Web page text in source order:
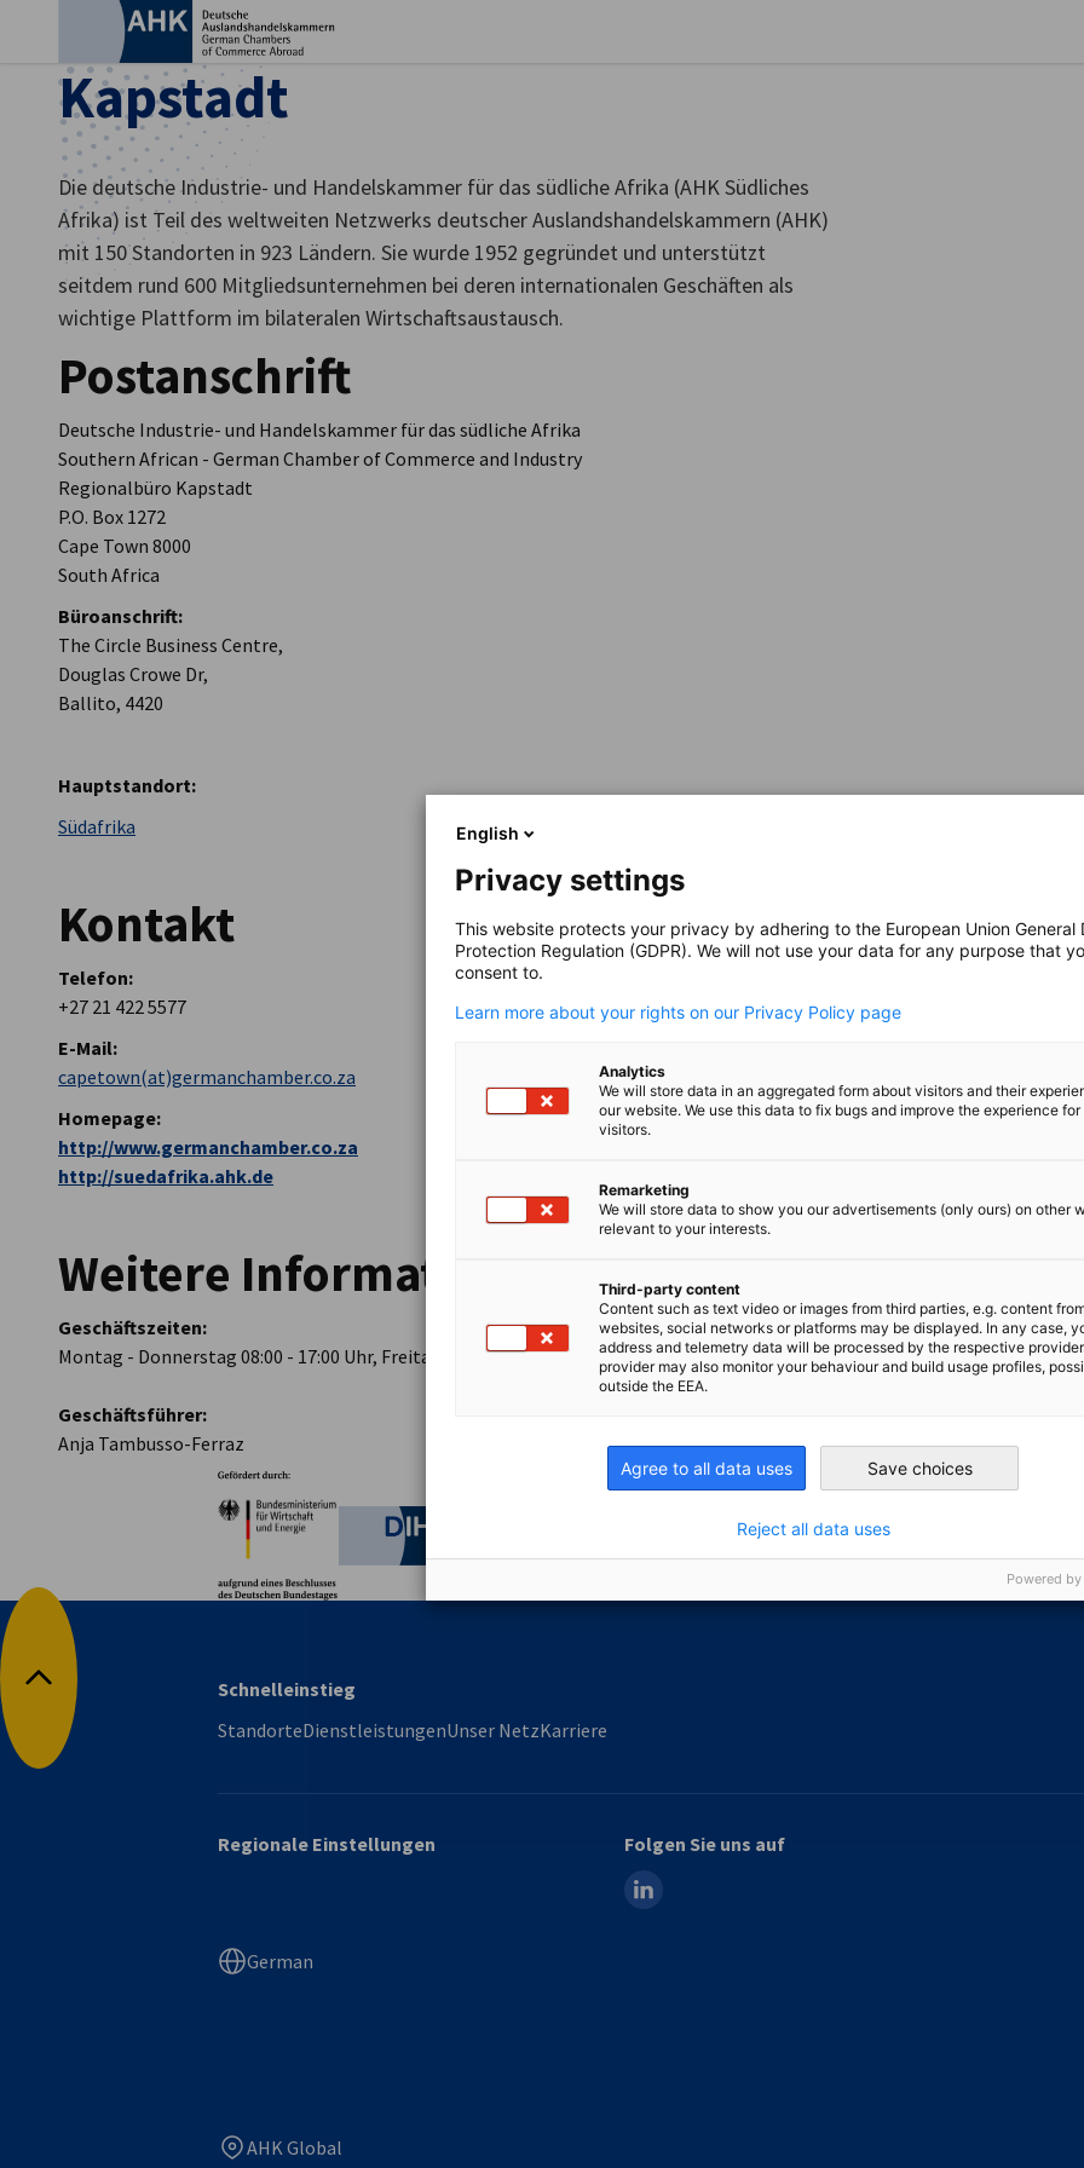
German
Kapstadt
Die deutsche Industrie- und Handelskammer für das südliche Afrika (AHK Südliches
Afrika) ist Teil des weltweiten Netzwerks deutscher Auslandshandelskammern (AHK)
mit 150 Standorten in 923 Ländern. Sie wurde 1952 gegründet und unterstützt
seitdem rund 600 Mitgliedsunternehmen bei deren internationalen Geschäften als
wichtige Plattform im bilateralen Wirtschaftsaustausch.
Postanschrift
Deutsche Industrie- und Handelskammer für das südliche Afrika
Southern African - German Chamber of Commerce and Industry
Regionalbüro Kapstadt
P.O. Box 1272
Cape Town 8000
South Africa
Büroanschrift:
The Circle Business Centre,
Douglas Crowe Dr,
Ballito, 4420
Hauptstandort:
Südafrika
Kontakt
Telefon:
+27 21 422 5577
E-Mail:
capetown(at)germanchamber.co.za
Homepage:
http://www.germanchamber.co.za
http://suedafrika.ahk.de
Weitere Informationen
Geschäftszeiten:
Montag - Donnerstag 08:00 - 17:00 Uhr, Freitag 08:00 - 14:00 Uhr
Geschäftsführer:
Anja Tambusso-Ferraz
Bundesministerium für Wirtschaft und Energie
Deutsche Industrie- und Handelskammer
Industrie- und Handelskammer
AHK.de
Nach oben
Schnelleinstieg
StandorteDienstleistungenUnser NetzKarriere
Regionale Einstellungen
German
AHK Global
Folgen Sie uns auf
linkedin
English
Privacy settings
This website protects your privacy by adhering to the European Union General
Protection Regulation (GDPR). We will not use your data for any purpose that
consent to.
Learn more about your rights on our Privacy Policy page
Analytics
We will store data in an aggregated form about visitors and their
our website. We use this data to fix bugs and improve the experience for
visitors.
Remarketing
We will store data to show you our advertisements (only ours) on other
relevant to your interests.
Third-party content
Content such as text video or images from third parties, e.g. content
websites, social networks or platforms may be displayed. In any case,
address and telemetry data will be processed by the respective
provider may also monitor your behaviour and build usage profiles,
outside the EEA.
Agree to all data uses Save choices
Reject all data uses
Powered by